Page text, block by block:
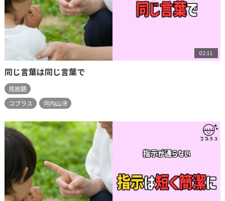
02:11
同じ言葉は同じ言葉で
見放題
コプラス
河内山冴